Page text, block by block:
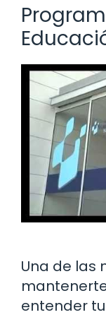
Una de las
entender